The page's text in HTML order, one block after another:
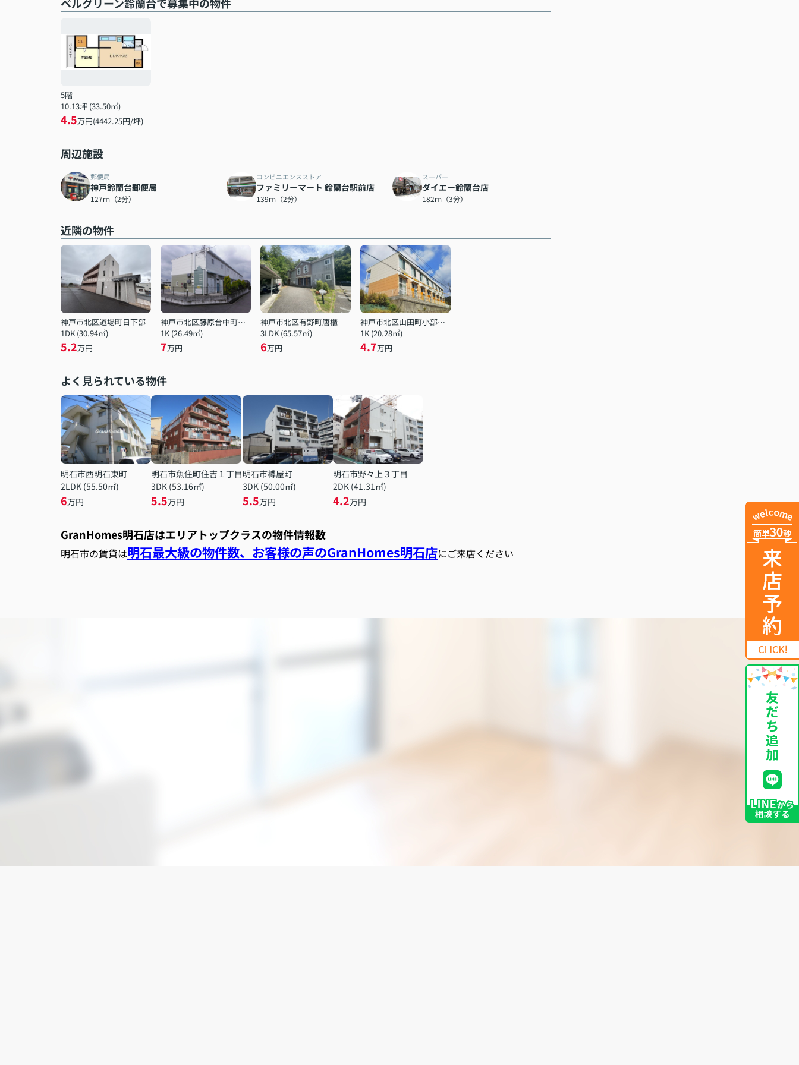
5階
10.13坪 (33.50㎡)
4.5万円(4442.25円/坪)
周辺施設
郵便局
神戸鈴蘭台郵便局
127ｍ（2分）
コンビニエンスストア
ファミリーマート 鈴蘭台駅前店
139ｍ（2分）
スーパー
ダイエー鈴蘭台店
182ｍ（3分）
近隣の物件
神戸市北区道場町日下部
1DK (30.94㎡)
5.2万円
神戸市北区藤原台中町７丁目
1K (26.49㎡)
7万円
神戸市北区有野町唐櫃
3LDK (65.57㎡)
6万円
神戸市北区山田町小部字大東
1K (20.28㎡)
4.7万円
よく見られている物件
明石市西明石東町
2LDK (55.50㎡)
6万円
明石市魚住町住吉１丁目
3DK (53.16㎡)
5.5万円
明石市樽屋町
3DK (50.00㎡)
5.5万円
明石市野々上３丁目
2DK (41.31㎡)
4.2万円
GranHomes明石店はエリアトップクラスの物件情報数
明石市の賃貸は明石最大級の物件数、お客様の声のGranHomes明石店にご来店ください